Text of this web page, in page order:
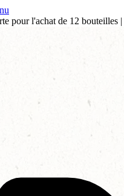
pour l'achat de 12 bouteilles |